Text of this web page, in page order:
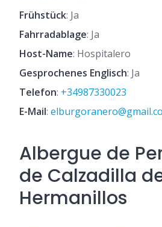
Frühstück: Ja
Fahrradablage: Ja
Host-Name: Hospitalero
Gesprochenes Englisch: Ja
Telefon: +34987330023
E-Mail:
Albergue de
de Calzadilla
Hermanillos